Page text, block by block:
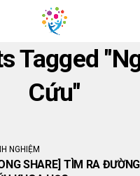
Tagged
Cứu"
NGHIỆM
SHARE] TÌM RA